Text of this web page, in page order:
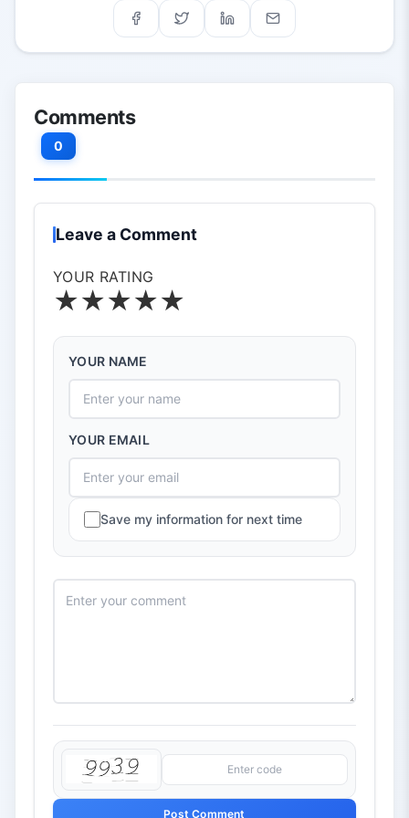
Comments
0
Leave a Comment
YOUR RATING
★★★★★
YOUR NAME
YOUR EMAIL
Save my information for next time
Post Comment